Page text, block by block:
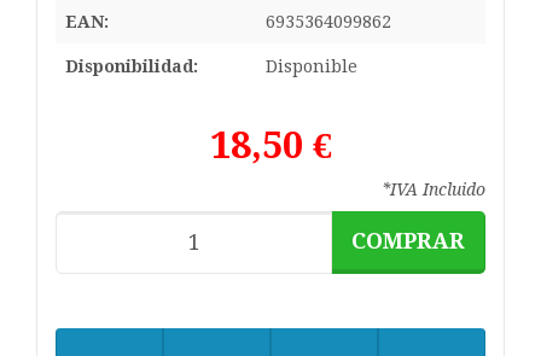
EAN: 6935364099862
Disponibilidad: Disponible
18,50 €
*IVA Incluido
COMPRAR